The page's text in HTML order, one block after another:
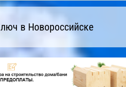
в Новороссийске